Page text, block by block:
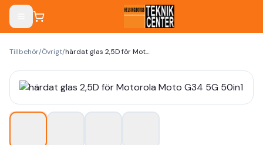
Tillbehör/Övrigt/ härdat glas 2,5D för Motorola Moto G34 5G 50in1